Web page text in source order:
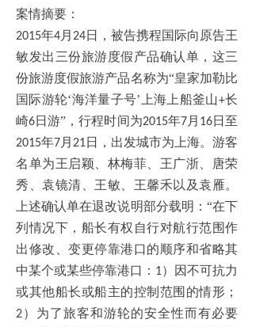
案情摘要：
2015年4月 24日，被告携程国际向原告王
敏发出三份旅游度假产品确认单，这三
份旅游度假旅游产品名称为“皇家加勒比
国际游轮‘海洋量子号’上海上船釜山+长
崎6日游”，行程时间为2015年7月 16日至
2015年7月 21日，出发城市为上海。游客
名单为王启颖、林梅菲、王广浙、唐荣
秀、袁镜清、王敏、王馨禾以及袁雁。
上述确认单在退改说明部分载明：“在下
列情况下，船长有权自行对航行范围作
出修改、变更停靠港口的顺序和省略其
中某个或某些停靠港口： 1）因不可抗力
或其他船长或船主的控制范围的情形；
2）为了旅客和游轮的安全性而有必要